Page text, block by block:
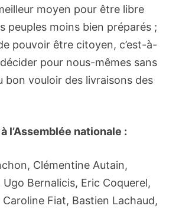
moyen pour être libre
peuples moins bien préparés ;
pouvoir être citoyen, c’est-à-
pour nous-mêmes sans
bon vouloir des livraisons des
l’Assemblée nationale :
Clémentine Autain,
Bernalicis, Eric Coquerel,
Fiat, Bastien Lachaud,